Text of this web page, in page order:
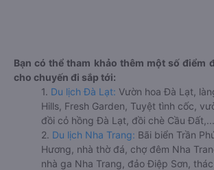
Bạn có thể tham khảo thêm một số điểm
cho chuyến đi sắp tới:
1. Du lịch Đà Lạt: Vườn hoa Đà Lạt,
Hills, Fresh Garden, Tuyệt tình cốc,
đồi cỏ hồng Đà Lạt, đồi chè Cầu Đất,...
2. Du lịch Nha Trang: Bãi biển Trần
Hương, nhà thờ đá, chợ đêm Nha
nhà ga Nha Trang, đảo Điệp Sơn,